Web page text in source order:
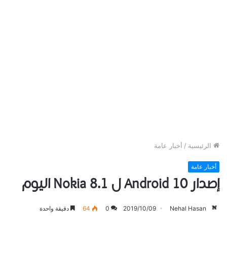
الرئيسية / أخبار عامة
أخبار عامة
إصدار Android 10 ل Nokia 8.1 اليوم
Nehal Hasan
2019/10/09
0
64 دقيقة واحدة